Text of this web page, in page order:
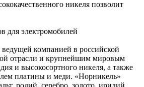
никеля позволит
для электромобилей
ведущей компанией в российской
отрасли и крупнейшим мировым
и высокосортного никеля, а также
платины и меди. «Норникель»
родий, серебро, золото, иридий,